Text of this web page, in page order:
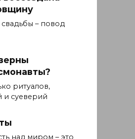
– повод
ритуалов,
и суеверий
над миром – это